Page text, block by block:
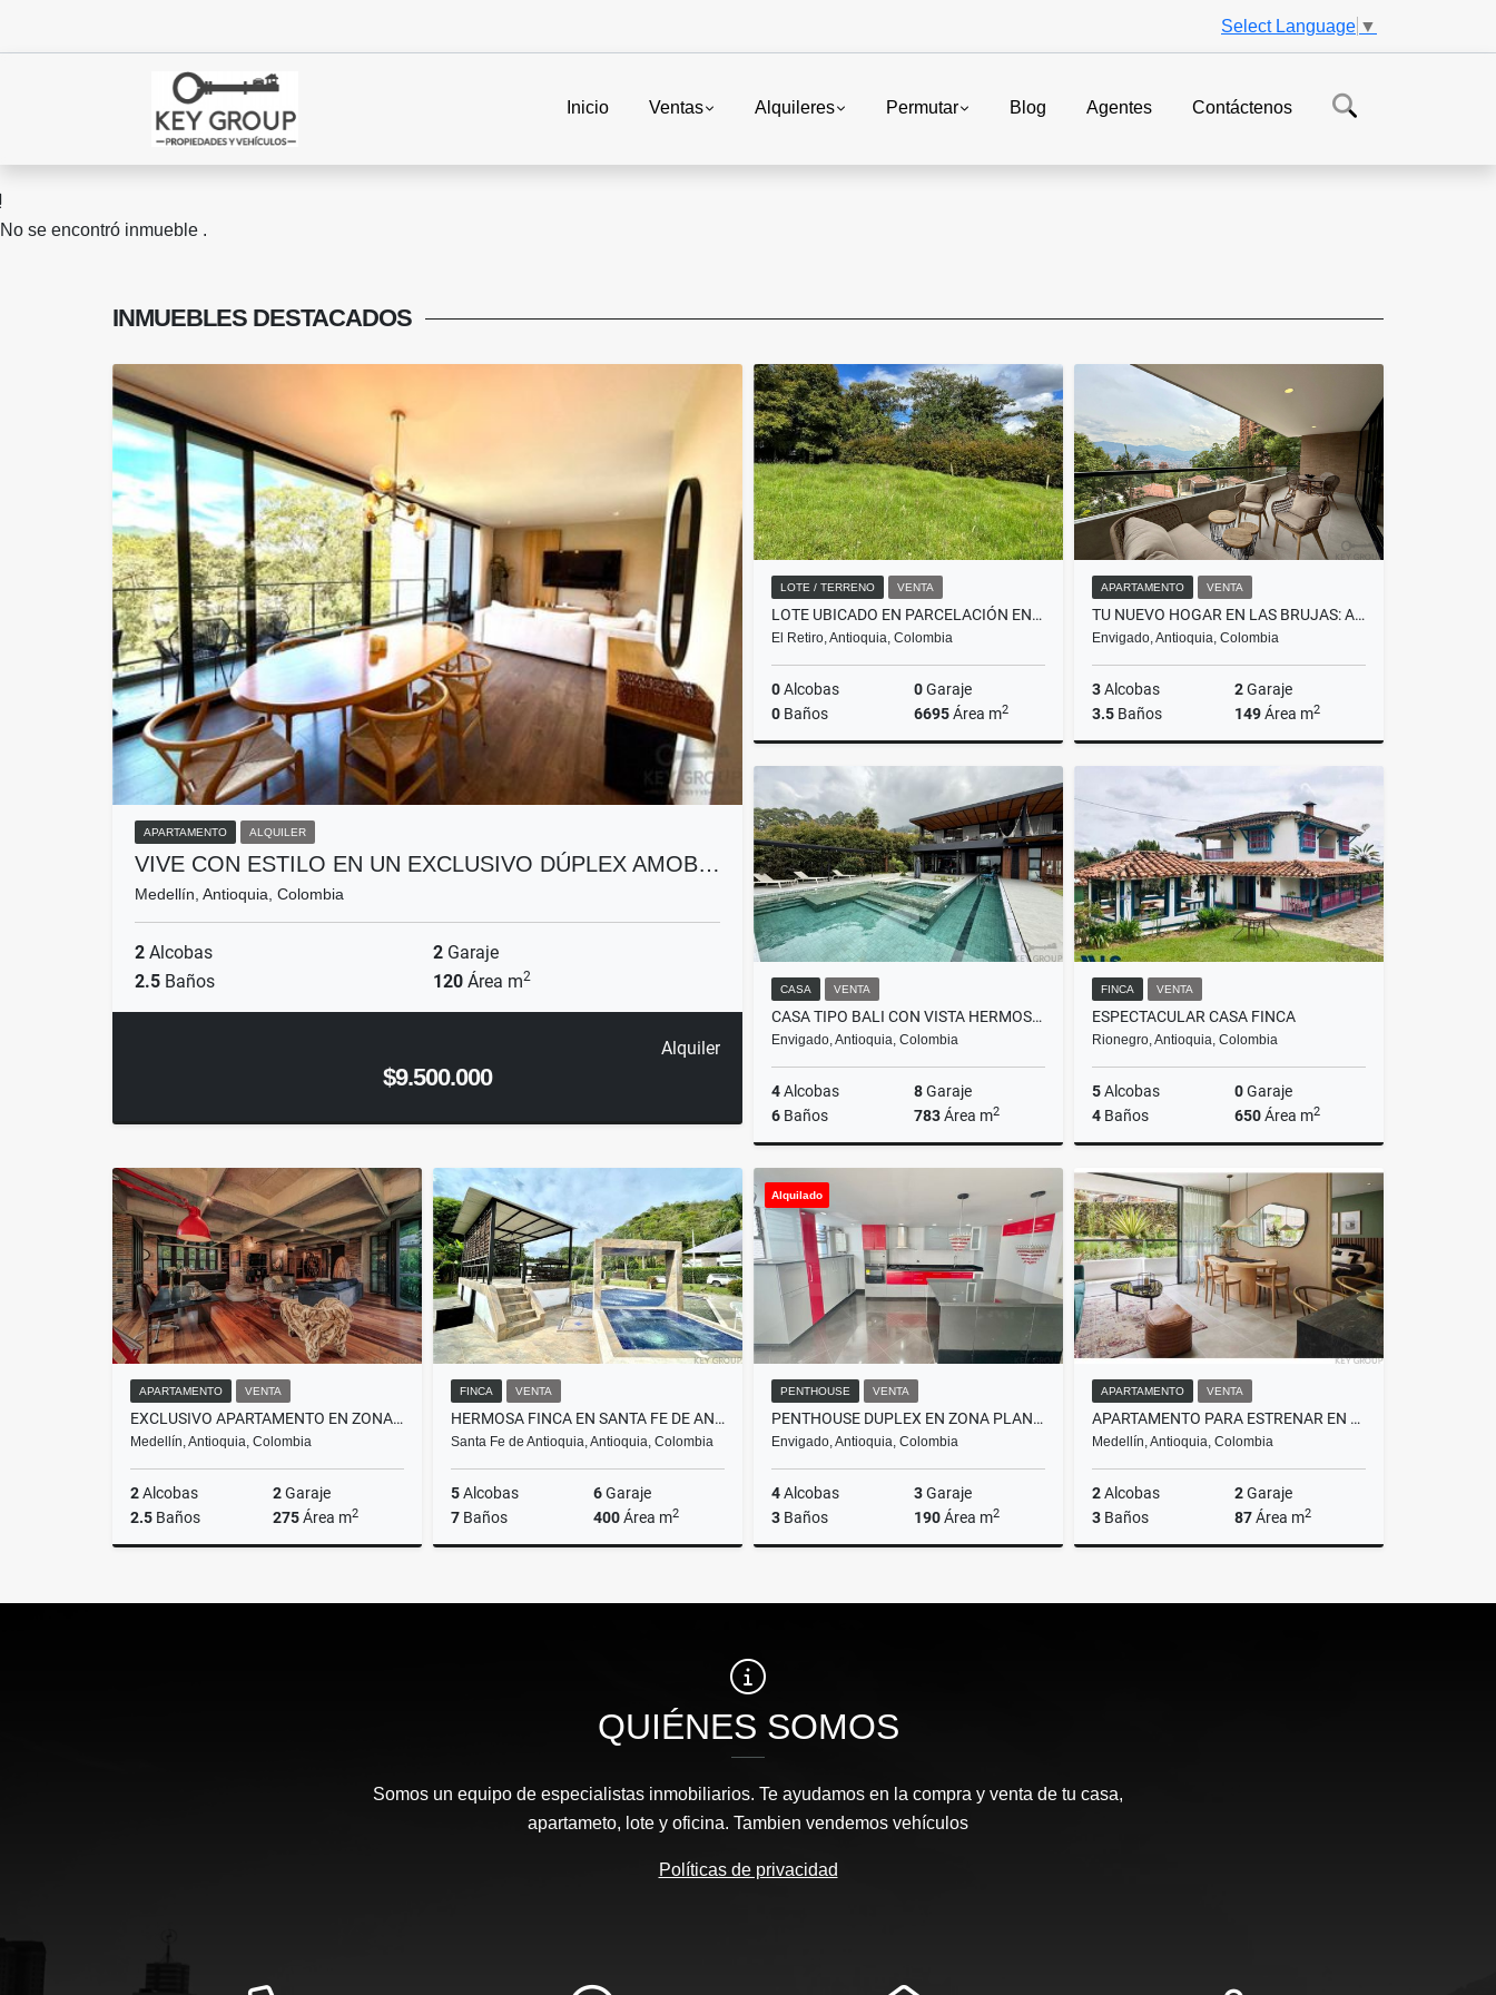
Select Language ▼
Inicio Ventas Alquileres Permutar Blog Agentes Contáctenos
No se encontró inmueble .
INMUEBLES DESTACADOS
APARTAMENTO ALQUILER
VIVE CON ESTILO EN UN EXCLUSIVO DÚPLEX AMOB…
Medellín, Antioquia, Colombia
2 Alcobas 2 Garaje
2.5 Baños 120 Área m2
Alquiler
$9.500.000
LOTE / TERRENO VENTA
LOTE UBICADO EN PARCELACIÓN ENCENILLOS!
El Retiro, Antioquia, Colombia
0Alcobas 0Garaje
0 Baños 6695Área m2
$2.140.000.000
APARTAMENTO VENTA
TU NUEVO HOGAR EN LAS BRUJAS: AMPLITUD, DISEÑO Y EXCLUSIVIDAD
Envigado, Antioquia, Colombia
3Alcobas 2Garaje
3.5 Baños 149Área m2
$1.760.000.000
CASA VENTA
CASA TIPO BALI CON VISTA HERMOSA A MEDELLÍN
Envigado, Antioquia, Colombia
4Alcobas 8Garaje
6 Baños 783Área m2
$8.900.000.000
FINCA VENTA
ESPECTACULAR CASA FINCA
Rionegro, Antioquia, Colombia
5Alcobas 0Garaje
4 Baños 650Área m2
Venta
$6.000.000.000
APARTAMENTO VENTA
EXCLUSIVO APARTAMENTO EN ZONA RESIDENCIAL DEL POBLADO
Medellín, Antioquia, Colombia
2Alcobas 2Garaje
2.5 Baños 275Área m2
$3.600.000.000
FINCA VENTA
HERMOSA FINCA EN SANTA FE DE ANTIOQUIA
Santa Fe de Antioquia, Antioquia, Colombia
5Alcobas 6Garaje
7 Baños 400Área m2
$1.300.000.000
Alquilado
PENTHOUSE VENTA
PENTHOUSE DUPLEX EN ZONA PLANA, ENVIGADO, JARDINES.
Envigado, Antioquia, Colombia
4Alcobas 3Garaje
3 Baños 190Área m2
$1.270.000.000
APARTAMENTO VENTA
APARTAMENTO PARA ESTRENAR EN EL POBLADO
Medellín, Antioquia, Colombia
2Alcobas 2Garaje
3 Baños 87Área m2
$1.100.000.000
QUIÉNES SOMOS
Somos un equipo de especialistas inmobiliarios. Te ayudamos en la compra y venta de tu casa,
apartameto, lote y oficina. Tambien vendemos vehículos
Políticas de privacidad